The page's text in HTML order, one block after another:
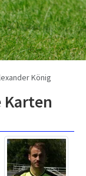
König
Karten